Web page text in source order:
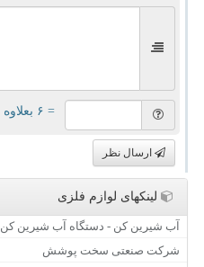
= ۶ بعلاوه ۴
ارسال نظر
لینکهای لوازم فلزی
آب شیرین کن - دستگاه آب شیرین کن
شرکت صنعتی سخت پوشش